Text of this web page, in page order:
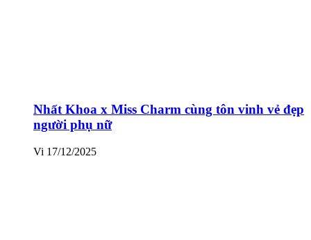
Nhất Khoa x Miss Charm cùng tôn vinh vẻ đẹp
người phụ nữ
Vi 17/12/2025